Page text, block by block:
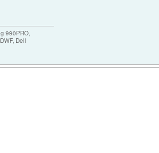
990PRO,
Dell